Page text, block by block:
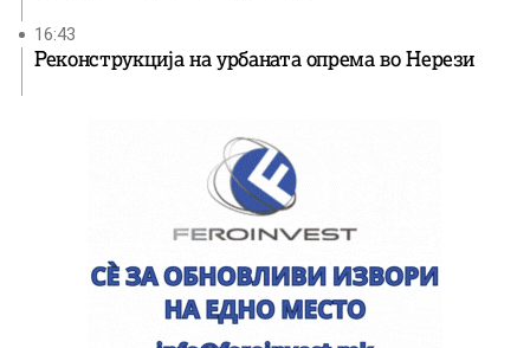
16:43
Реконструкција на урбаната опрема во Нерези